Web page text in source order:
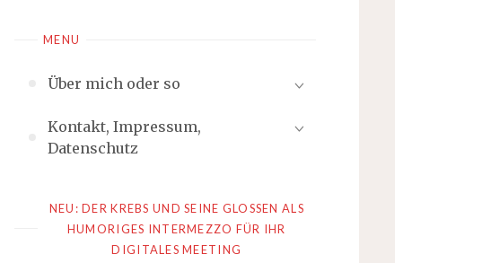
MENU
Über mich oder so
Kontakt, Impressum,
Datenschutz
NEU: DER KREBS UND SEINE GLOSSEN ALS
HUMORIGES INTERMEZZO FÜR IHR
DIGITALES MEETING